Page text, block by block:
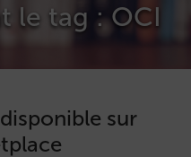
le tag : OCI
sur